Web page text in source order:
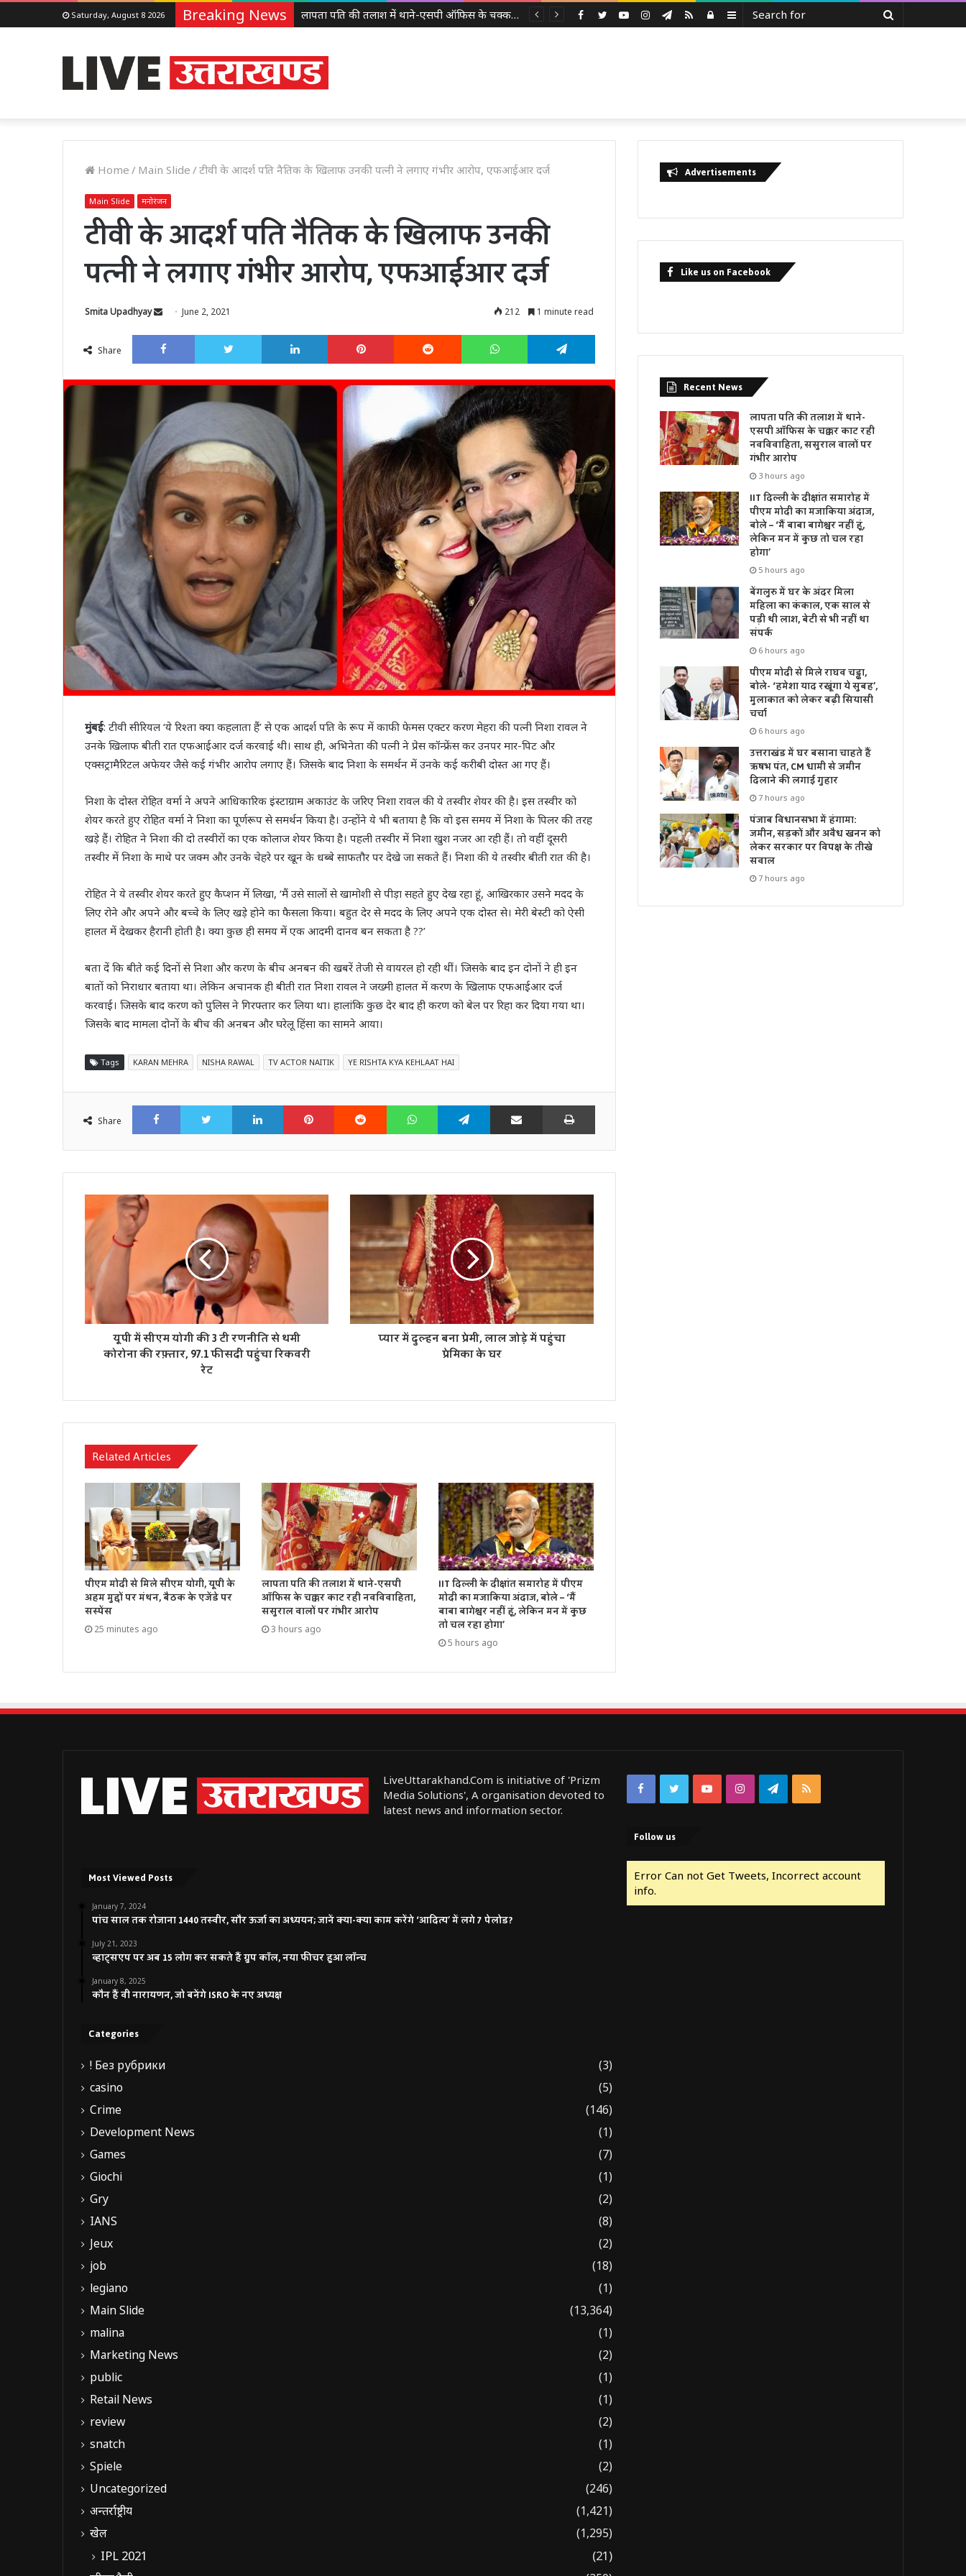
Saturday, August 8 2026 Breaking News लापता पति की तलाश में थाने-एसपी ऑफिस के चक्कर काट रही नवविवाहिता, ससुराल वालों पर गंभीर आरोप Sidebar
Log
RSS
Telegram
Instagram
YouTube
Twitter
Facebook
Home / Main Slide /टीवी के आदर्श पति नैतिक के खिलाफ उनकी पत्नी ने लगाए गंभीर आरोप, एफआईआर दर्ज
Main Slide मनोरंजन
टीवी के आदर्श पति नैतिक के खिलाफ उनकी
पत्नी ने लगाए गंभीर आरोप, एफआईआर दर्ज
Smita Upadhyay
Send
email
June 2, 2021 212 1 minute read
Share
Facebook Twitter LinkedIn Pinterest Reddit WhatsApp Telegram
मुंबई: टीवी सीरियल ‘ये रिश्ता क्या कहलाता हैं’ से एक आदर्श पति के रूप में काफी फेमस एक्टर करण मेहरा की पत्नी निशा रावल ने
उनके खिलाफ बीती रात एफआईआर दर्ज करवाई थी। साथ ही, अभिनेता की पत्नी ने प्रेस कॉन्फ्रेंस कर उनपर मार-पिट और
एक्सट्रामैरिटल अफेयर जैसे कई गंभीर आरोप लगाए हैं। जिसके बाद निशा के समर्थन में उनके कई करीबी दोस्त आ गए हैं।
निशा के दोस्त रोहित वर्मा ने अपने आधिकारिक इंस्टाग्राम अकाउंट के जरिए निशा रावल की ये तस्वीर शेयर की है। इस तस्वीर को
शेयर करते हुए रोहित वर्मा ने निशा का पूर्णरूप से समर्थन किया है। उन्होंने ये भी बताया है कि वो इस समय में निशा के पिलर की तरह
खड़े हैं। रोहित ने निशा की दो तस्वीरों का एक कोलाज शेयर किया है। पहली तस्वीर में निशा खुश नजर आ रही हैं। तो वहीं दूसरी
तस्वीर में निशा के माथे पर जक्म और उनके चेहरे पर खून के धब्बे साफतौर पर देखे जा सकते हैं। निशा की ये तस्वीर बीती रात की है।
रोहित ने ये तस्वीर शेयर करते हुए कैप्शन में लिखा, ‘मैं उसे सालों से खामोशी से पीड़ा सहते हुए देख रहा हूं, आखिरकार उसने मदद के
लिए रोने और अपने और बच्चे के लिए खड़े होने का फैसला किया। बहुत देर से मदद के लिए अपने एक दोस्त से। मेरी बेस्टी को ऐसी
हालत में देखकर हैरानी होती है। क्या कुछ ही समय में एक आदमी दानव बन सकता है ??’
बता दें कि बीते कई दिनों से निशा और करण के बीच अनबन की खबरें तेजी से वायरल हो रही थीं। जिसके बाद इन दोनों ने ही इन
बातों को निराधार बताया था। लेकिन अचानक ही बीती रात निशा रावल ने जख्मी हालत में करण के खिलाफ एफआईआर दर्ज
करवाई। जिसके बाद करण को पुलिस ने गिरफ्तार कर लिया था। हालांकि कुछ देर बाद ही करण को बेल पर रिहा कर दिया गया था।
जिसके बाद मामला दोनों के बीच की अनबन और घरेलू हिंसा का सामने आया।
Tags KARAN MEHRA NISHA RAWAL TV ACTOR NAITIK YE RISHTA KYA KEHLAAT HAI
Share
FacebookTwitter LinkedIn Pinterest Reddit WhatsAppTelegram Share via Email Print
यूपी में सीएम योगी की 3 टी रणनीति से थमी
कोरोना की रफ़्तार, 97.1 फीसदी पहुंचा रिकवरी
रेट
प्यार में दुल्हन बना प्रेमी, लाल जोड़े में पहुंचा
प्रेमिका के घर
Related Articles
पीएम मोदी से मिले सीएम योगी, यूपी के
अहम मुद्दों पर मंथन, बैठक के एजेंडे पर
सस्पेंस
25 minutes ago
लापता पति की तलाश में थाने-एसपी
ऑफिस के चक्कर काट रही नवविवाहिता,
ससुराल वालों पर गंभीर आरोप
3 hours ago
IIT दिल्ली के दीक्षांत समारोह में पीएम
मोदी का मजाकिया अंदाज, बोले – ‘मैं
बाबा बागेश्वर नहीं हूं, लेकिन मन में कुछ
तो चल रहा होगा’
5 hours ago
Advertisements
Like us on Facebook
Recent News
लापता पति की तलाश में थाने-
एसपी ऑफिस के चक्कर काट रही
नवविवाहिता, ससुराल वालों पर
गंभीर आरोप
3 hours ago
IIT दिल्ली के दीक्षांत समारोह में
पीएम मोदी का मजाकिया अंदाज,
बोले – ‘मैं बाबा बागेश्वर नहीं हूं,
लेकिन मन में कुछ तो चल रहा
होगा’
5 hours ago
बेंगलुरु में घर के अंदर मिला
महिला का कंकाल, एक साल से
पड़ी थी लाश, बेटी से भी नहीं था
संपर्क
6 hours ago
पीएम मोदी से मिले राघव चड्ढा,
बोले- ‘हमेशा याद रखूंगा ये सुबह’,
मुलाकात को लेकर बढ़ी सियासी
चर्चा
6 hours ago
उत्तराखंड में घर बसाना चाहते हैं
ऋषभ पंत, CM धामी से जमीन
दिलाने की लगाई गुहार
7 hours ago
पंजाब विधानसभा में हंगामा:
जमीन, सड़कों और अवैध खनन को
लेकर सरकार पर विपक्ष के तीखे
सवाल
7 hours ago
LiveUttarakhand.Com is initiative of 'Prizm
Media Solutions', A organisation devoted to
latest news and information sector.
Most Viewed Posts
January 7, 2024
पांच साल तक रोजाना 1440 तस्वीर, सौर ऊर्जा का अध्ययन; जानें क्या-क्या काम करेंगे ‘आदित्य’ में लगे 7 पेलोड?
July 21, 2023
व्हाट्सएप पर अब 15 लोग कर सकते हैं ग्रुप कॉल, नया फीचर हुआ लॉन्च
January 8, 2025
कौन हैं वी नारायणन, जो बनेंगे ISRO के नए अध्यक्ष
Categories
! Без рубрики
(3)
casino
(5)
Crime
(146)
Development News
(1)
Games
(7)
Giochi
(1)
Gry
(2)
IANS
(8)
Jeux
(2)
job
(18)
legiano
(1)
Main Slide
(13,364)
malina
(1)
Marketing News
(2)
public
(1)
Retail News
(1)
review
(2)
snatch
(1)
Spiele
(2)
Uncategorized
(246)
अन्तर्राष्ट्रीय
(1,421)
खेल
(1,295)
IPL 2021 (21)
FacebookTwitterYouTubeInstagramTelegram
RSS
Follow us
Error Can not Get Tweets, Incorrect account
info.